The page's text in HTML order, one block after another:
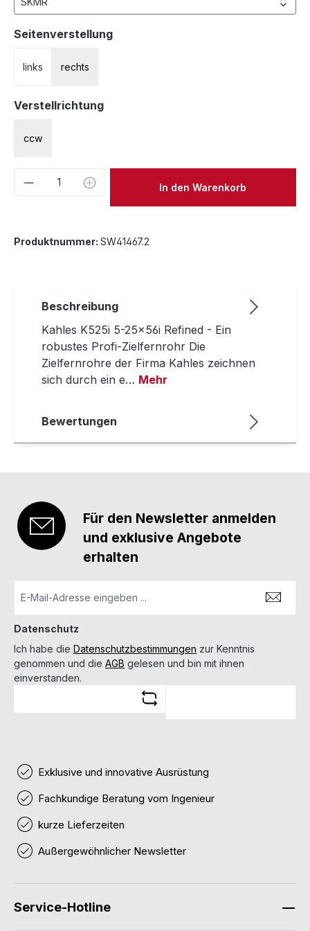
Seitenverstellungauswählen
links rechts
Verstellrichtungauswählen
ccw
Produkt Anzahl: Gib denIn den Warenkorb
Produktnummer: SW41467.2
Beschreibung
Kahles K525i 5-25x56i Refined - Ein
robustes Profi-Zielfernrohr Die
Zielfernrohre der Firma Kahles zeichnen
sich durch ein e… Mehr
Bewertungen
Für den Newsletter anmelden
und exklusive Angebote
erhalten
Datenschutz
Ich habe die Datenschutzbestimmungen zur Kenntnis
genommen und die AGB gelesen und bin mit ihnen
einverstanden.
Exklusive und innovative Ausrüstung
Fachkundige Beratung vom Ingenieur
kurze Lieferzeiten
Außergewöhnlicher Newsletter
Service-Hotline